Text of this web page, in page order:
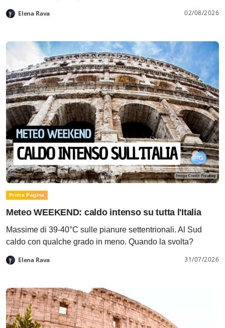
Elena Rava 02/08/2026
Prima Pagina
Meteo WEEKEND: caldo intenso su tutta l'Italia
Massime di 39-40°C sulle pianure settentrionali. Al Sud
caldo con qualche grado in meno. Quando la svolta?
Elena Rava 31/07/2026